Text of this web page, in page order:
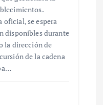
oficial, se espera
disponibles durante
la dirección de
de la cadena